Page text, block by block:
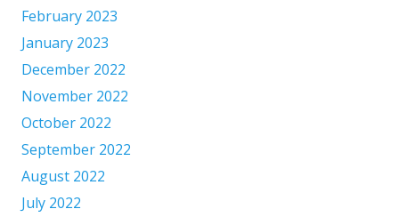
February 2023
January 2023
December 2022
November 2022
October 2022
September 2022
August 2022
July 2022